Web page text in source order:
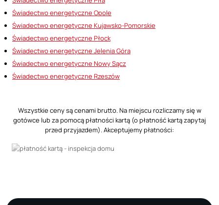
Świadectwo energetyczne Opole
Świadectwo energetyczne Kujawsko-Pomorskie
Świadectwo energetyczne Płock
Świadectwo energetyczne Jelenia Góra
Świadectwo energetyczne Nowy Sącz
Świadectwo energetyczne Rzeszów
Wszystkie ceny są cenami brutto. Na miejscu rozliczamy się w
gotówce lub za pomocą płatności kartą (o płatność kartą zapytaj
przed przyjazdem). Akceptujemy płatności: